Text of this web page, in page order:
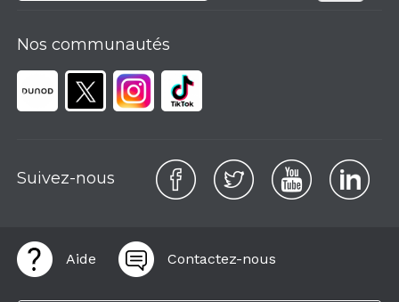
Nos communautés
Suivez-nous
Aide Contactez-nous